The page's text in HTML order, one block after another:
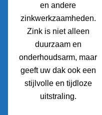
en andere
zinkwerkzaamheden.
Zink is niet alleen
duurzaam en
onderhoudsarm, maar
geeft uw dak ook een
stijlvolle en tijdloze
uitstraling.